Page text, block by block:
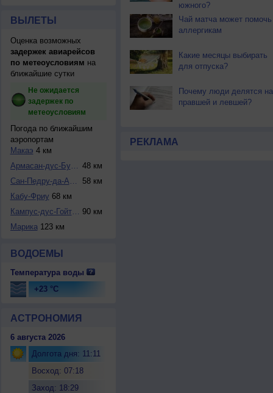
ВЫЛЕТЫ
Оценка возможных
задержек авиарейсов
по метеоусловиям на
ближайшие сутки
Не ожидается
задержек по
метеоусловиям
Погода по ближайшим
аэропортам
Макаэ 4 км
Армасан-дус-Бузиу... 48 км
Сан-Педру-да-Алде...
58 км
Кабу-Фриу 68 км
Кампус-дус-Гойтак... 90 км
Марика123 км
ВОДОЕМЫ
Температура воды
+23 °C
АСТРОНОМИЯ
6 августа 2026
Долгота дня: 11:11
Восход: 07:18
Заход: 18:29
южного?
Чай матча может помочь
аллергикам
Какие месяцы выбирать
для отпуска?
Почему люди делятся на
правшей и левшей?
РЕКЛАМА